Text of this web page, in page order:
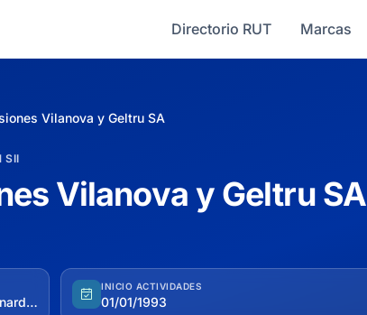
Directorio RUT Marcas
Vilanova y Geltru SA
SII
Vilanova y Geltru SA
Peumo, Vi Region del Libertador General Bernardo O'higgins
INICIO ACTIVIDADES
01/01/1993